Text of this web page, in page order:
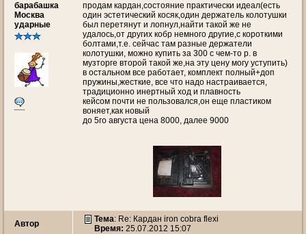
барабашка
Москва
ударные
продам кардан,состояние практически идеал(есть
один эстетический косяк,один держатель колотушки
был перетянут и лопнул,найти такой же не
удалось,от других кобр немного другие,с короткими
болтами,т.е. сейчас там разные держатели
колотушки, можно купить за 300 с чем-то р. в
музторге второй такой же,на эту цену могу уступить)
в остальном все работает, комплект полный+доп
пружины,жесткие, все что надо настраивается,
традиционно инертный ход и плавность
кейсом почти не пользовался,он еще пластиком
воняет,как новый
до 5го августа цена 8000, далее 9000
Автор Тема: Re: Кардан iron cobra flexi
Время: 25.07.2012 15:07